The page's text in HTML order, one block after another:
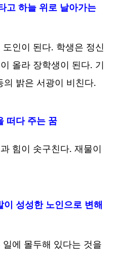
고 하늘 위로 날아가는
인이 된다. 학생은 정신
올라 장학생이 된다. 기
의 밝은 서광이 비친다.
떠다 주는 꿈
힘이 솟구친다. 재물이
성성한 노인으로 변해
에 몰두해 있다는 것을